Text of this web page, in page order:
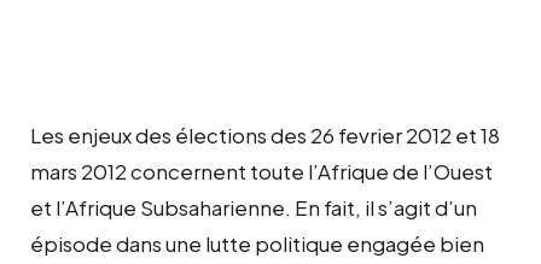
Les enjeux des élections des 26 fevrier 2012 et 18
mars 2012 concernent toute l’Afrique de l’Ouest
et l’Afrique Subsaharienne. En fait, il s’agit d’un
épisode dans une lutte politique engagée bien